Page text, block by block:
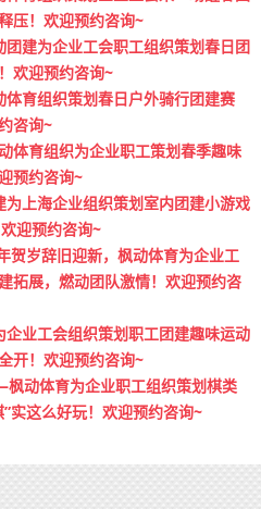
压！欢迎预约咨询~
建为企业工会职工组织策划春日团
欢迎预约咨询~
育组织策划春日户外骑行团建赛
咨询~
育组织为企业职工策划春季趣味
预约咨询~
上海企业组织策划室内团建小游戏
迎预约咨询~
岁辞旧迎新，枫动体育为企业工
拓展，燃动团队激情！欢迎预约咨
业工会组织策划职工团建趣味运动
开！欢迎预约咨询~
动体育为企业职工组织策划棋类
实这么好玩！欢迎预约咨询~